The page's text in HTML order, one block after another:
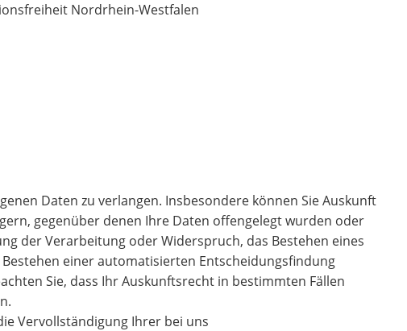
Nordrhein-Westfalen
Daten zu verlangen. Insbesondere können Sie Auskunft
gegenüber denen Ihre Daten offengelegt wurden oder
der Verarbeitung oder Widerspruch, das Bestehen eines
einer automatisierten Entscheidungsfindung
Sie, dass Ihr Auskunftsrecht in bestimmten Fällen
Vervollständigung Ihrer bei uns